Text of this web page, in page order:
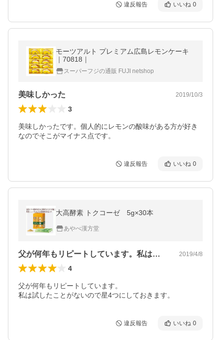
違反報告 いいね 0
モーツアルト プレミアム広島レモンケーキ
｜70818｜
スーパーフジの通販 FUJI netshop
美味しかった 2019/10/3
3
美味しかったです。個人的にレモンの酸味がある方が好き
なのでそこがマイナス点です。
違反報告 いいね 0
大高酵素 トクコーゼ 5g×30本
あやべ漢方堂
父が何年もリピートしています。私は試し… 2019/4/8
4
父が何年もリピートしています。
私は試したことがないので星4つにしておきます。
違反報告 いいね 0